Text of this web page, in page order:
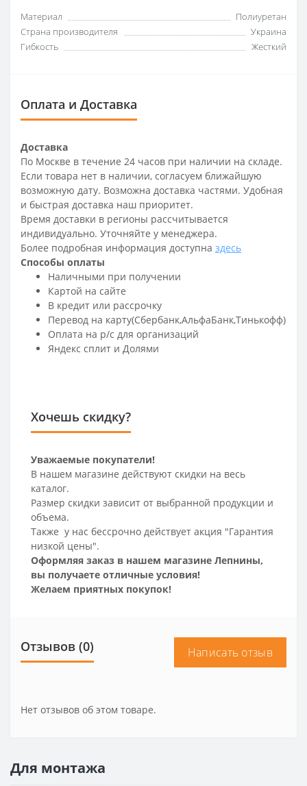
Материал
Полиуретан
Страна производителя
Украина
Гибкость
Жесткий
Оплата и Доставка
Доставка
По Москве в течение 24 часов при наличии на складе.
Если товара нет в наличии, согласуем ближайшую
возможную дату. Возможна доставка частями. Удобная
и быстрая доставка наш приоритет.
Время доставки в регионы рассчитывается
индивидуально. Уточняйте у менеджера.
Более подробная информация доступна здесь
Способы оплаты
Наличными при получении
Картой на сайте
В кредит или рассрочку
Перевод на карту(Сбербанк,АльфаБанк,Тинькофф)
Оплата на р/c для организаций
Яндекс сплит и Долями
Хочешь скидку?
Уважаемые покупатели!
В нашем магазине действуют скидки на весь
каталог.
Размер скидки зависит от выбранной продукции и
объема.
Также у нас бессрочно действует акция "Гарантия
низкой цены".
Оформляя заказ в нашем магазине Лепнины,
вы получаете отличные условия!
Желаем приятных покупок!
Отзывов (0) Написать отзыв
Нет отзывов об этом товаре.
Для монтажа